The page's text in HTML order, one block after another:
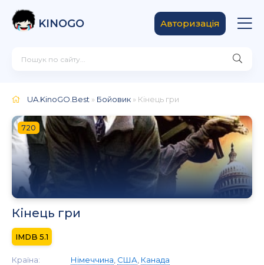
KINOGO Авторизація
UA.KinoGO.Best » Бойовик » Кінець гри
720
Кінець гри
5.1
Країна: Німеччина США Канада